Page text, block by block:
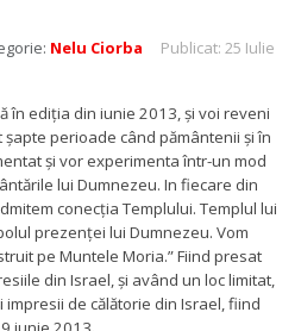
Nelu Ciorba
Publicat: 25 Iulie
în ediția din iunie 2013, și voi reveni
șapte perioade când pământenii și în
și vor experimenta într-un mod
lui Dumnezeu. In fiecare din
conecția Templului. Templul lui
prezenței lui Dumnezeu. Vom
pe Muntele Moria.” Fiind presat
din Israel, și având un loc limitat,
de călătorie din Israel, fiind